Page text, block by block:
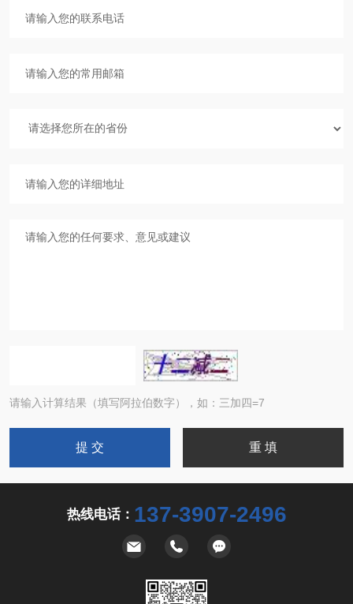
请输入计算结果（填写阿拉伯数字），如：三加四=7
热线电话： 137-3907-2496